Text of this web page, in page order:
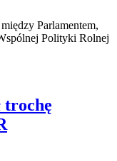
Parlamentem,
Polityki Rolnej
trochę